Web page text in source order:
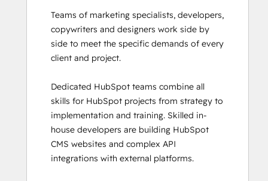
Certification
HubSpot Marketing Software
HubSpot Reporting
HubSpot Sales Hub Software
HubSpot Solutions Partner
HubSpot Trainer Certification
Inbound
Inbound Marketing
Inbound Marketing Optimization
Inbound Sales
Teams of marketing specialists, developers,
copywriters and designers work side by
side to meet the specific demands of every
client and project.
Dedicated HubSpot teams combine all
skills for HubSpot projects from strategy to
implementation and training. Skilled in-
house developers are building HubSpot
CMS websites and complex API
integrations with external platforms.